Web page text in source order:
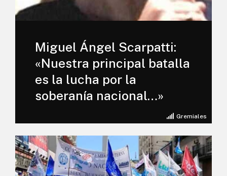
Gremiales
Miguel Ángel Scarpatti:
«Nuestra principal batalla
es la lucha por la
soberanía nacional…»